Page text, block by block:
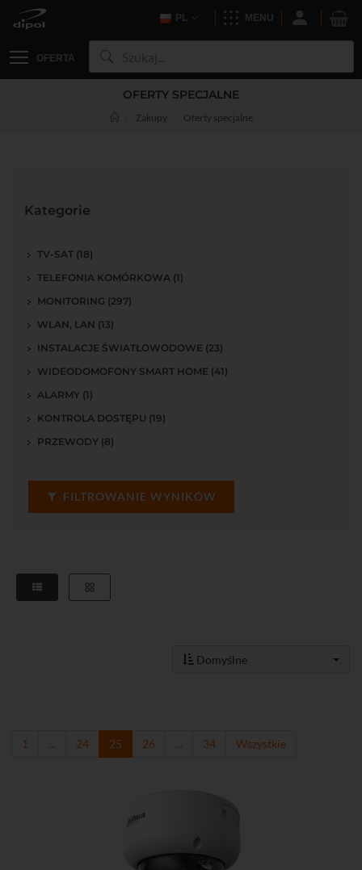
PL MENU
OFERTA
OFERTY SPECJALNE
Zakupy Oferty specjalne
Kategorie
TV-SAT (18)
TELEFONIA KOMÓRKOWA (1)
MONITORING (297)
WLAN, LAN (13)
INSTALACJE ŚWIATŁOWODOWE (23)
WIDEODOMOFONY SMART HOME (41)
ALARMY (1)
KONTROLA DOSTĘPU (19)
PRZEWODY (8)
FILTROWANIE WYNIKÓW
Domyślne
1 ... 24 25 26 ... 34 Wszystkie